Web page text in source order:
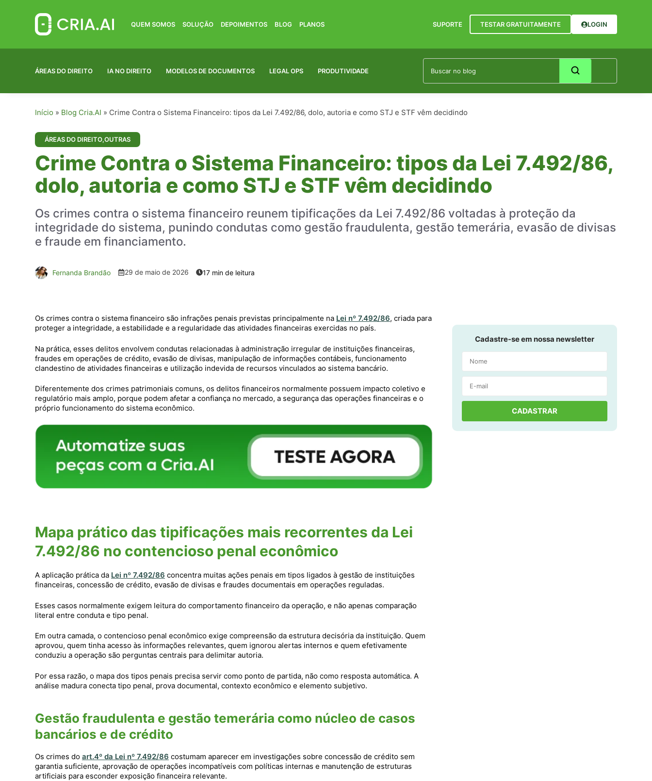
QUEM SOMOS SOLUÇÃO DEPOIMENTOS BLOG PLANOS SUPORTE TESTAR GRATUITAMENTE LOGIN
ÁREAS DO DIREITO IA NO DIREITO MODELOS DE DOCUMENTOS LEGAL OPS PRODUTIVIDADE
Início » Blog Cria.AI » Crime Contra o Sistema Financeiro: tipos da Lei 7.492/86, dolo, autoria e como STJ e STF vêm decidindo
ÁREAS DO DIREITO,OUTRAS
Crime Contra o Sistema Financeiro: tipos da Lei 7.492/86,
dolo, autoria e como STJ e STF vêm decidindo
Os crimes contra o sistema financeiro reunem tipificações da Lei 7.492/86 voltadas à proteção da
integridade do sistema, punindo condutas como gestão fraudulenta, gestão temerária, evasão de divisas
e fraude em financiamento.
Fernanda Brandão 29 de maio de 2026
Os crimes contra o sistema financeiro são infrações penais previstas principalmente na Lei nº 7.492/86, criada para
proteger a integridade, a estabilidade e a regularidade das atividades financeiras exercidas no país.
Na prática, esses delitos envolvem condutas relacionadas à administração irregular de instituições financeiras,
fraudes em operações de crédito, evasão de divisas, manipulação de informações contábeis, funcionamento
clandestino de atividades financeiras e utilização indevida de recursos vinculados ao sistema bancário.
Diferentemente dos crimes patrimoniais comuns, os delitos financeiros normalmente possuem impacto coletivo e
regulatório mais amplo, porque podem afetar a confiança no mercado, a segurança das operações financeiras e o
próprio funcionamento do sistema econômico.
Mapa prático das tipificações mais recorrentes da Lei
7.492/86 no contencioso penal econômico
A aplicação prática da Lei nº 7.492/86 concentra muitas ações penais em tipos ligados à gestão de instituições
financeiras, concessão de crédito, evasão de divisas e fraudes documentais em operações reguladas.
Esses casos normalmente exigem leitura do comportamento financeiro da operação, e não apenas comparação
literal entre conduta e tipo penal.
Em outra camada, o contencioso penal econômico exige compreensão da estrutura decisória da instituição. Quem
aprovou, quem tinha acesso às informações relevantes, quem ignorou alertas internos e quem efetivamente
conduziu a operação são perguntas centrais para delimitar autoria.
Por essa razão, o mapa dos tipos penais precisa servir como ponto de partida, não como resposta automática. A
análise madura conecta tipo penal, prova documental, contexto econômico e elemento subjetivo.
Gestão fraudulenta e gestão temerária como núcleo de casos
bancários e de crédito
Os crimes do art.4º da Lei nº 7.492/86 costumam aparecer em investigações sobre concessão de crédito sem
garantia suficiente, aprovação de operações incompatíveis com políticas internas e manutenção de estruturas
artificiais para esconder exposição financeira relevante.
Cadastre-se em nossa newsletter